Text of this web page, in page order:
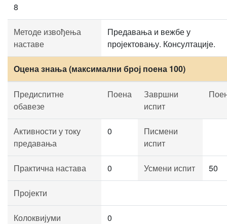
8
Методе извођења
наставе
Предавања и вежбе у
пројектовању. Консултације.
Оцена знања (максимални број поена 100)
Предиспитне
обавезе
Поена
Завршни
испит
Активности у току
предавања
0
Писмени
испит
Практична настава 0 Усмени испит 50
Пројекти
Колоквијуми 0